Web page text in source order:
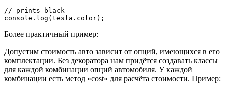
// prints black
console.log(tesla.color);
Более практичный пример:
Допустим стоимость авто зависит от опций, имеющихся в его
комплектации. Без декоратора нам придётся создавать классы
для каждой комбинации опций автомобиля. У каждой
комбинации есть метод «cost» для расчёта стоимости. Пример: